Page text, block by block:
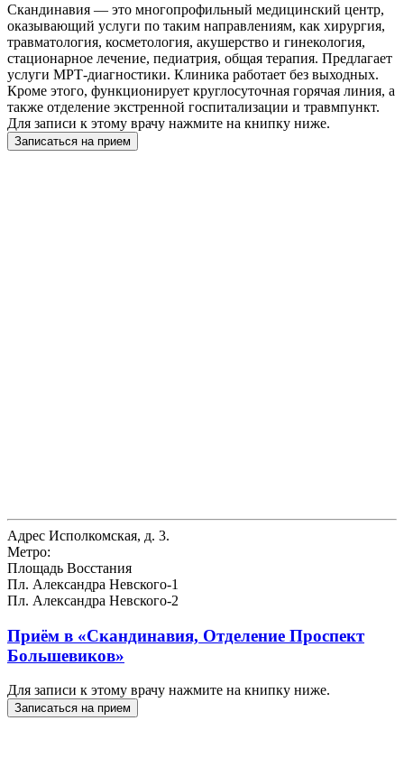
Скандинавия — это многопрофильный медицинский центр,
оказывающий услуги по таким направлениям, как хирургия,
травматология, косметология, акушерство и гинекология,
стационарное лечение, педиатрия, общая терапия. Предлагает
услуги МРТ-диагностики. Клиника работает без выходных.
Кроме этого, функционирует круглосуточная горячая линия, а
также отделение экстренной госпитализации и травмпункт.
Для записи к этому врачу нажмите на книпку ниже.
Записаться на прием
Адрес Исполкомская, д. 3.
Метро:
Площадь Восстания
Пл. Александра Невского-1
Пл. Александра Невского-2
Приём в «Скандинавия, Отделение Проспект
Большевиков»
Для записи к этому врачу нажмите на книпку ниже.
Записаться на прием